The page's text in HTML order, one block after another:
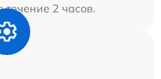
2 часов.